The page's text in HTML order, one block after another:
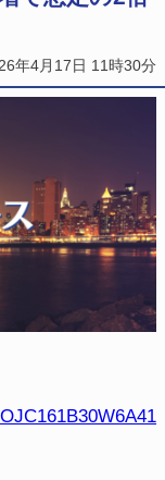
年4月17日 11時30分